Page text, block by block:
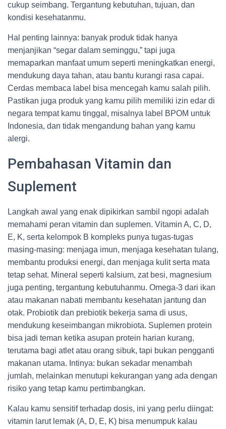
cukup seimbang. Tergantung kebutuhan, tujuan, dan
kondisi kesehatanmu.
Hal penting lainnya: banyak produk tidak hanya
menjanjikan “segar dalam seminggu,” tapi juga
memaparkan manfaat umum seperti meningkatkan energi,
mendukung daya tahan, atau bantu kurangi rasa capai.
Cerdas membaca label bisa mencegah kamu salah pilih.
Pastikan juga produk yang kamu pilih memiliki izin edar di
negara tempat kamu tinggal, misalnya label BPOM untuk
Indonesia, dan tidak mengandung bahan yang kamu
alergi.
Pembahasan Vitamin dan
Suplement
Langkah awal yang enak dipikirkan sambil ngopi adalah
memahami peran vitamin dan suplemen. Vitamin A, C, D,
E, K, serta kelompok B kompleks punya tugas-tugas
masing-masing: menjaga imun, menjaga kesehatan tulang,
membantu produksi energi, dan menjaga kulit serta mata
tetap sehat. Mineral seperti kalsium, zat besi, magnesium
juga penting, tergantung kebutuhanmu. Omega-3 dari ikan
atau makanan nabati membantu kesehatan jantung dan
otak. Probiotik dan prebiotik bekerja sama di usus,
mendukung keseimbangan mikrobiota. Suplemen protein
bisa jadi teman ketika asupan protein harian kurang,
terutama bagi atlet atau orang sibuk, tapi bukan pengganti
makanan utama. Intinya: bukan sekadar menambah
jumlah, melainkan menutupi kekurangan yang ada dengan
risiko yang tetap kamu pertimbangkan.
Kalau kamu sensitif terhadap dosis, ini yang perlu diingat:
vitamin larut lemak (A, D, E, K) bisa menumpuk kalau